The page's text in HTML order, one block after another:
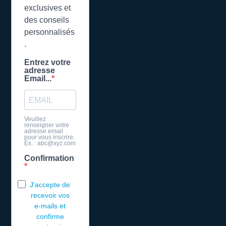
exclusives et
des conseils
personnalisés
.
Entrez votre
adresse
Email...
Veuillez
renseigner votre
adresse email
pour vous inscrire.
Ex. : abc@xyz.com
Confirmation
J'accepte de
recevoir vos
e-mails et
confirme